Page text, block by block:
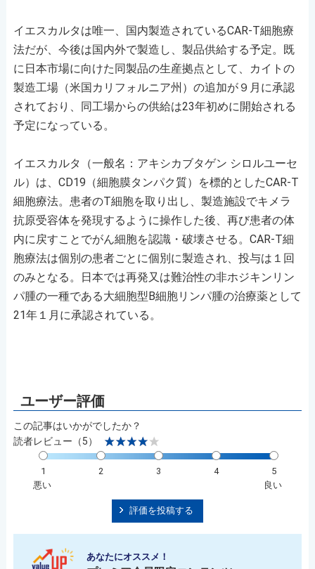
イエスカルタは唯一、国内製造されているCAR-T細胞療
法だが、今後は国内外で製造し、製品供給する予定。既
に日本市場に向けた同製品の生産拠点として、カイトの
製造工場（米国カリフォルニア州）の追加が９月に承認
されており、同工場からの供給は23年初めに開始される
予定になっている。
イエスカルタ（一般名：アキシカブタゲン シロルユーセ
ル）は、CD19（細胞膜タンパク質）を標的としたCAR‐T
細胞療法。患者のT細胞を取り出し、製造施設でキメラ
抗原受容体を発現するように操作した後、再び患者の体
内に戻すことでがん細胞を認識・破壊させる。CAR-T細
胞療法は個別の患者ごとに個別に製造され、投与は１回
のみとなる。日本では再発又は難治性の非ホジキンリン
パ腫の一種である大細胞型B細胞リンパ腫の治療薬として
21年１月に承認されている。
この記事はいかがでしたか？
読者レビュー（5）
1 2 3 4
5
悪い
良い
評価を投稿する
あなたにオススメ！